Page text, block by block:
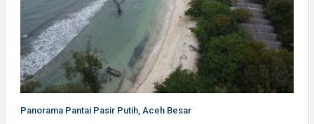
Panorama Pantai Pasir Putih, Aceh Besar